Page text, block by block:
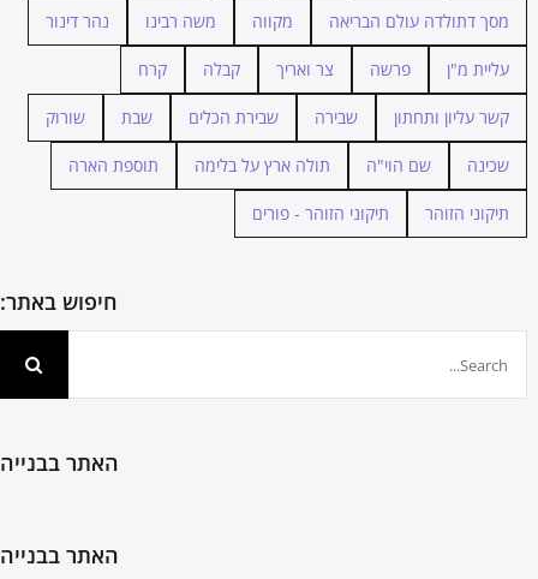
מסך דתולדה עולם הבריאה מקווה משה רבינו נהר דינור
עליית מ"ן פרשה צר ואריך קבלה קרח
קשר עליון ותחתון שבירה שבירת הכלים שבת שורוק
שכינה שם הוי"ה תולה ארץ על בלימה תוספת הארה
תיקוני הזוהר תיקוני הזוהר - פורים
חיפוש באתר:
האתר בבנייה
האתר בבנייה